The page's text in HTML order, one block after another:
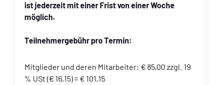
ist jederzeit mit einer Frist von einer Woche
möglich.
Teilnehmergebühr pro Termin:
Mitglieder und deren Mitarbeiter: € 85,00 zzgl. 19
% USt (€ 16,15) = € 101,15